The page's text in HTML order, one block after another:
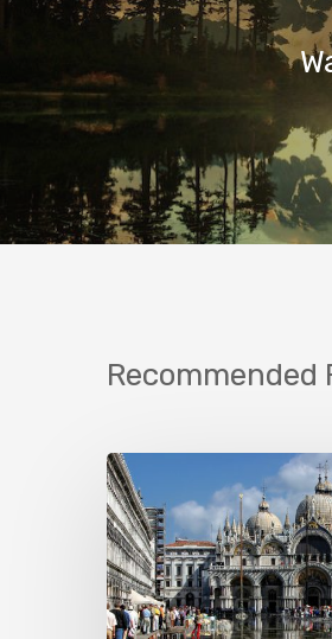
Recommended